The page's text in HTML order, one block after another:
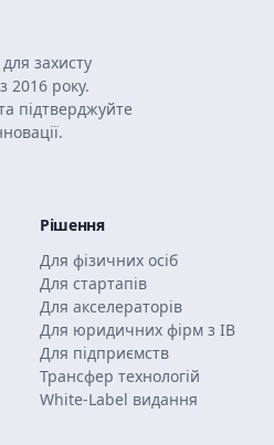
захисту
2016 року.
підтверджуйте
Рішення
Для фізичних осіб
Для стартапів
Для акселераторів
Для юридичних фірм з ІВ
Для підприємств
Трансфер технологій
White-Label видання